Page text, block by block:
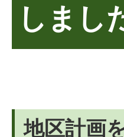
しまし
地区計画